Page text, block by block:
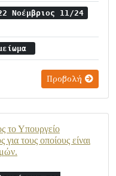
Νοέμβριος 11/24
Προβολή
το Υπουργείο
τους οποίους είναι